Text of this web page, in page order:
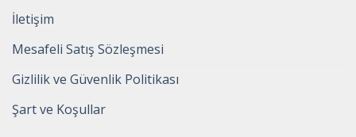
İletişim
Mesafeli Satış Sözleşmesi
Gizlilik ve Güvenlik Politikası
Şart ve Koşullar